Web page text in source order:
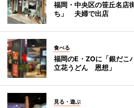
福岡・中央区の笹丘名店
ち」 夫婦で出店
食べる
福岡のE・ZOに「銀だこ
立花うどん 恩想」
見る・遊ぶ